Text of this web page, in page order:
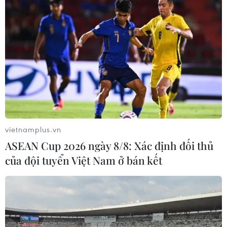
vietnamplus.vn
ASEAN Cup 2026 ngày 8/8: Xác định đối thủ
của đội tuyển Việt Nam ở bán kết